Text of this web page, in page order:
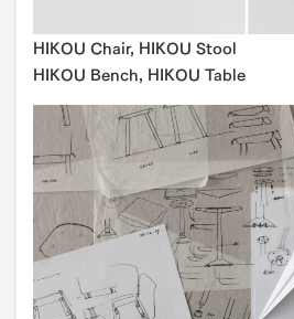
HIKOU Chair, HIKOU Stool
HIKOU Bench, HIKOU Table